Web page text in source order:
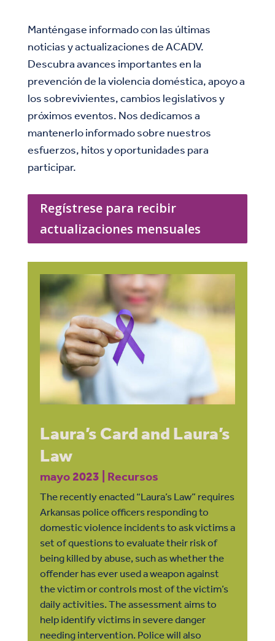
Manténgase informado con las últimas
noticias y actualizaciones de ACADV.
Descubra avances importantes en la
prevención de la violencia doméstica, apoyo a
los sobrevivientes, cambios legislativos y
próximos eventos. Nos dedicamos a
mantenerlo informado sobre nuestros
esfuerzos, hitos y oportunidades para
participar.
Regístrese para recibir
actualizaciones mensuales
Laura’s Card and Laura’s
Law
mayo 2023 Recursos
The recently enacted “Laura’s Law” requires
Arkansas police officers responding to
domestic violence incidents to ask victims a
set of questions to evaluate their risk of
being killed by abuse, such as whether the
offender has ever used a weapon against
the victim or controls most of the victim’s
daily activities. The assessment aims to
help identify victims in severe danger
needing intervention. Police will also